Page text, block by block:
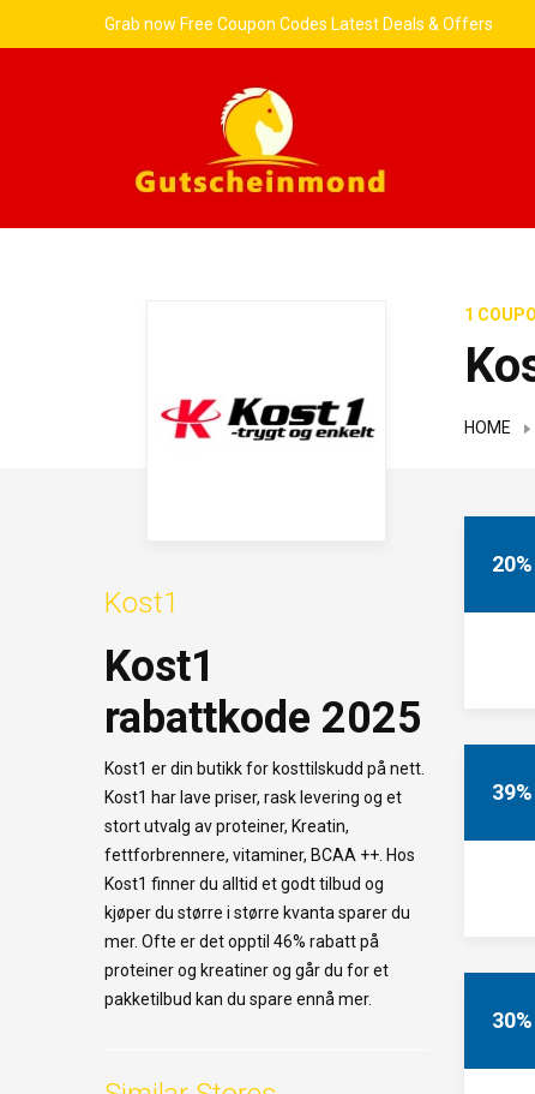
Grab now Free Coupon Codes Latest Deals & Offers
1
HOME
20%
39%
30%
Kost1
Kost1
rabattkode 2025
Kost1 er din butikk for kosttilskudd på nett.
Kost1 har lave priser, rask levering og et
stort utvalg av proteiner, Kreatin,
fettforbrennere, vitaminer, BCAA ++. Hos
Kost1 finner du alltid et godt tilbud og
kjøper du større i større kvanta sparer du
mer. Ofte er det opptil 46% rabatt på
proteiner og kreatiner og går du for et
pakketilbud kan du spare ennå mer.